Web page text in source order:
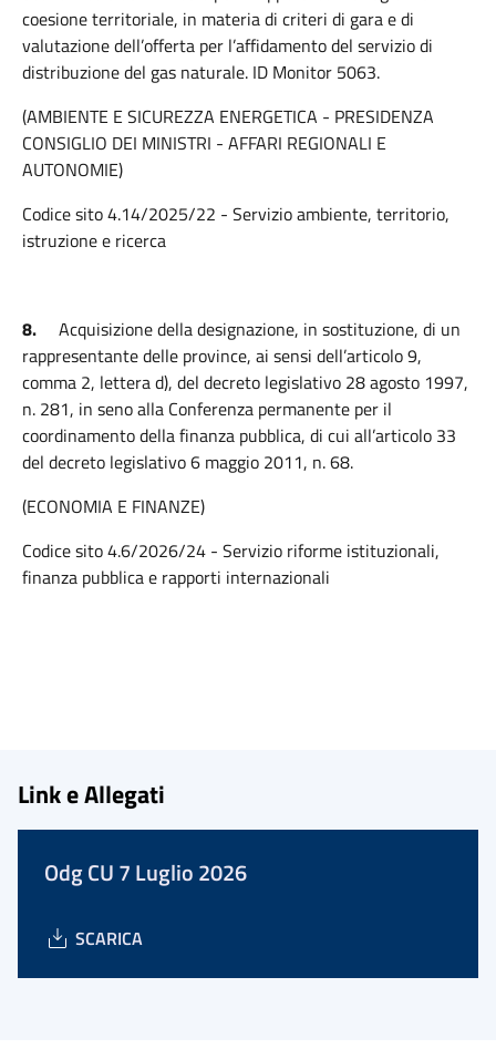
coesione territoriale, in materia di criteri di gara e di
valutazione dell’offerta per l’affidamento del servizio di
distribuzione del gas naturale. ID Monitor 5063.
(AMBIENTE E SICUREZZA ENERGETICA - PRESIDENZA
CONSIGLIO DEI MINISTRI - AFFARI REGIONALI E
AUTONOMIE)
Codice sito 4.14/2025/22 - Servizio ambiente, territorio,
istruzione e ricerca
8.
Acquisizione della designazione, in sostituzione, di un
rappresentante delle province, ai sensi dell’articolo 9,
comma 2, lettera d), del decreto legislativo 28 agosto 1997,
n. 281, in seno alla Conferenza permanente per il
coordinamento della finanza pubblica, di cui all’articolo 33
del decreto legislativo 6 maggio 2011, n. 68.
(ECONOMIA E FINANZE)
Codice sito 4.6/2026/24 - Servizio riforme istituzionali,
finanza pubblica e rapporti internazionali
Link e Allegati
Odg CU 7 Luglio 2026
SCARICA